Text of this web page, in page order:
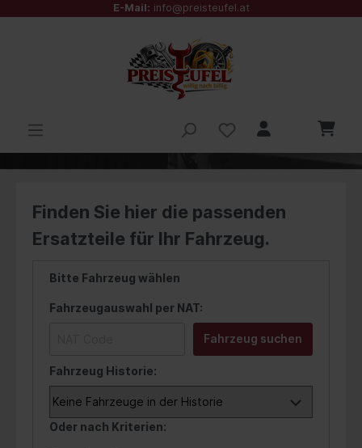
E-Mail: info@preisteufel.at
Finden Sie hier die passenden
Ersatzteile für Ihr Fahrzeug.
Bitte Fahrzeug wählen
Fahrzeugauswahl per NAT:
Fahrzeug suchen
Fahrzeug Historie:
Oder nach Kriterien: